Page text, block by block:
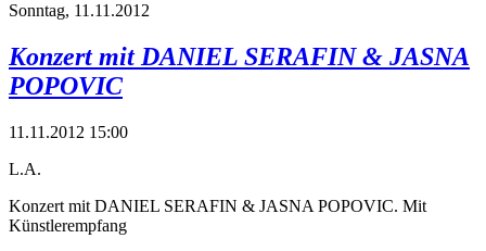
Sonntag, 11.11.2012
Konzert mit DANIEL SERAFIN & JASNA
POPOVIC
11.11.2012 15:00
L.A.
Konzert mit DANIEL SERAFIN & JASNA POPOVIC. Mit
Künstlerempfang